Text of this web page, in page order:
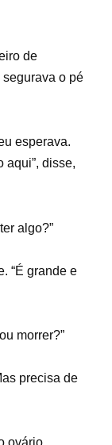
de
o pé
esperava.
aqui”, disse,
algo?”
“É grande e
morrer?”
precisa de